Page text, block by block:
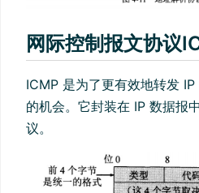
网际控制报文协议
ICMP 是为了更有效地转发
的机会。它封装在 IP 数据报
议。